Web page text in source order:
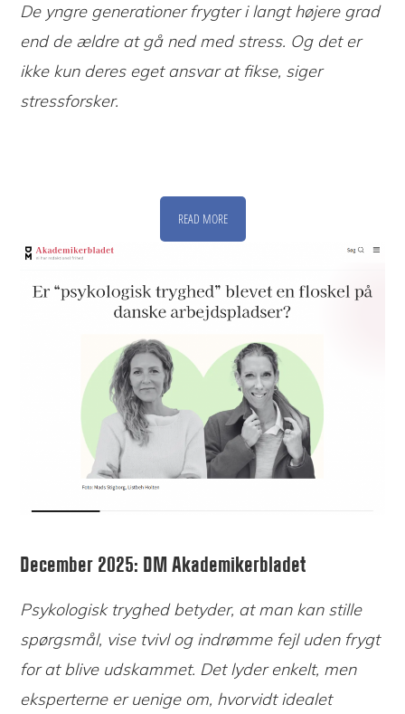
De yngre generationer frygter i langt højere grad
end de ældre at gå ned med stress. Og det er
ikke kun deres eget ansvar at fikse, siger
stressforsker.
READ MORE
December 2025: DM Akademikerbladet
Psykologisk tryghed betyder, at man kan stille
spørgsmål, vise tvivl og indrømme fejl uden frygt
for at blive udskammet. Det lyder enkelt, men
eksperterne er uenige om, hvorvidt idealet